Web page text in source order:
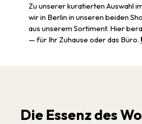
Zu unserer kuratierten Auswahl
wir in Berlin in unseren beiden
aus unserem Sortiment. Hier
— für Ihr Zuhause oder das Büro.
Die Essenz des